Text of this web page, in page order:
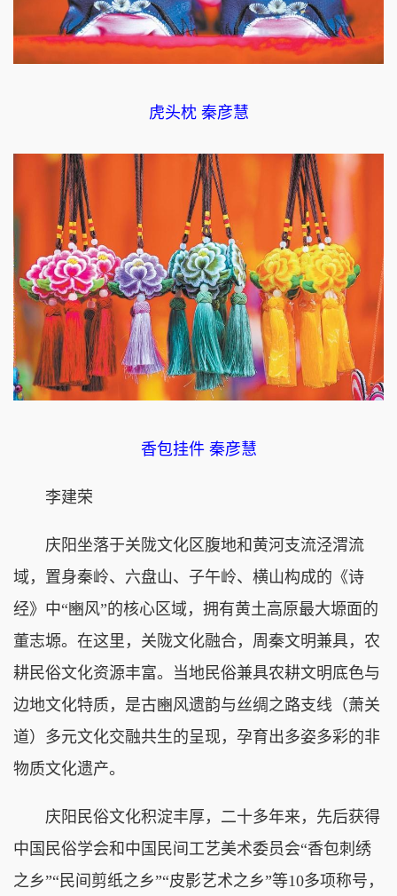
虎头枕 秦彦慧
香包挂件 秦彦慧
李建荣
庆阳坐落于关陇文化区腹地和黄河支流泾渭流
域，置身秦岭、六盘山、子午岭、横山构成的《诗
经》中“豳风”的核心区域，拥有黄土高原最大塬面的
董志塬。在这里，关陇文化融合，周秦文明兼具，农
耕民俗文化资源丰富。当地民俗兼具农耕文明底色与
边地文化特质，是古豳风遗韵与丝绸之路支线（萧关
道）多元文化交融共生的呈现，孕育出多姿多彩的非
物质文化遗产。
庆阳民俗文化积淀丰厚，二十多年来，先后获得
中国民俗学会和中国民间工艺美术委员会“香包刺绣
之乡”“民间剪纸之乡”“皮影艺术之乡”等10多项称号，